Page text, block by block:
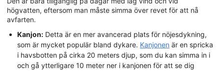
högvatten, eftersom man måste simma över revet för att nå
avfarten.
Kanjon: Detta är en mer avancerad plats för nöjesdykning,
som är mycket populär bland dykare. Kanjonen är en spricka
i havsbotten på cirka 20 meters djup, som du kan simma in i
och gå ytterligare 10 meter ner i kanjonen för att se dig